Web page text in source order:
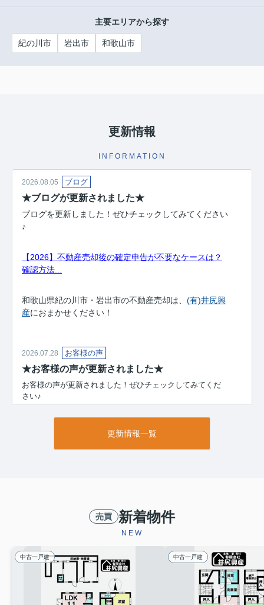
主要エリアから探す
紀の川市 岩出市 和歌山市
更新情報
INFORMATION
2026.08.05 ブログ
★ブログが更新されました★
ブログを更新しました！ぜひチェックしてみてください
♪
【2026】不動産売却後の確定申告が不要なケースは？
確認方法...
和歌山県紀の川市・岩出市の不動産売却は、 (有)井尻興
産におまかせください！
2026.07.28 お客様の声
★お客様の声が更新されました★
お客様の声が更新されました！ぜひチェックしてみてくだ
さい♪
お客様の声（K様）
【紀の川市馬宿 中古戸建】
販売中はたくさんのお問い合わせをいただき、誠にあり
がとうございました！
和歌山県紀の川市・岩出市の不動産売却は、
(有)井尻興
におまかせください！
更新情報一覧
売買 新着物件
NEW
中古一戸建 中古一戸建